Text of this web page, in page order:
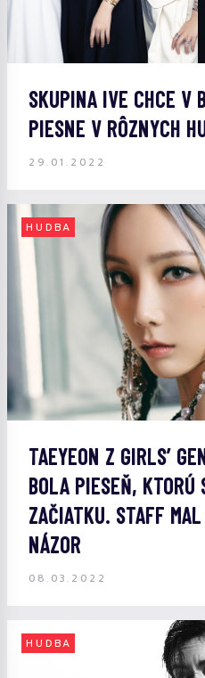
SKUPINA IVE CHCE V
PIESNE V RÔZNYCH
29.01.2022
HUDBA
TAEYEON Z GIRLS’
BOLA PIESEŇ, KTORÚ
ZAČIATKU. STAFF
NÁZOR
08.03.2022
HUDBA